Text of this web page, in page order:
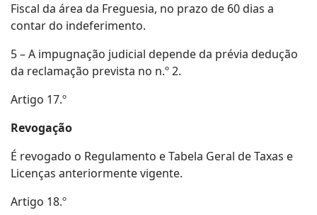
Fiscal da área da Freguesia, no prazo de 60 dias a
contar do indeferimento.
5 – A impugnação judicial depende da prévia dedução
da reclamação prevista no n.º 2.
Artigo 17.º
Revogação
É revogado o Regulamento e Tabela Geral de Taxas e
Licenças anteriormente vigente.
Artigo 18.º